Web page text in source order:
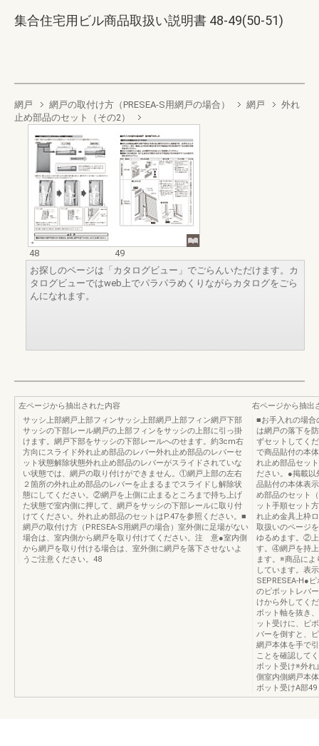
集合住宅用ビル商品取扱い説明書 48-49(50-51)
網戸 網戸の取付け方（PRESEA-S用網戸の場合） 網戸
外れ
止め部品のセット（その2）
48
49
お探しのページは「カタログビュー」でごらんいただけます。カ
タログビューではweb上でパラパラめくりながらカタログをごら
んになれます。
左ページから抽出された内容
サッシ上部網戸上部フィンサッシ上部網戸上部フィン網戸下部
サッシの下部レール網戸の上部フィンをサッシの上部に引っ掛
けます。網戸下部をサッシの下部レールへのせます。約3cm右
方向にスライド外れ止め部品のレバー外れ止め部品のレバーセ
ット状態解除状態外れ止め部品のレバーがスライドされていな
い状態では、網戸の取り付けができません。①網戸上部の左右
２箇所の外れ止め部品のレバーを止まるまでスライドし解除状
態にしてください。②網戸を上側に止まるところまで持ち上げ
た状態で室内側に押して、網戸をサッシの下部レールに取り付
けてください。外れ止め部品のセットはP.47を参照ください。■
網戸の取付け方（PRESEA-S用網戸の場合）室外側に足場がない
場合は、室内側から網戸を取り付けてください。注 意●室内側
から網戸を取り付ける場合は、室外側に網戸を落下させないよ
うご注意ください。48
右ページから抽出
■お手入れの場合
は網戸の落下を
ずセットしてく
で商品貼付の本
れ止め部品セッ
ださい。●掲載以
品貼付の本体表
め部品のセット
ット手順セット
れ止め金具上枠
取扱いのページ
ゆるめます。②
す。④網戸を持
ます。※商品に
しています。表
SEPRESEA-H●
のピボットレバ
けから外してく
ボット軸を抜き
ット受けに、ピ
バーを倒すと、
網戸本体を手で
ことを確認して
ボット受け※外れ
側室内側網戸本
ボット受けA部49